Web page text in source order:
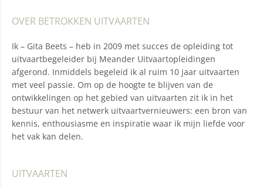
OVER BETROKKEN UITVAARTEN
Ik – Gita Beets – heb in 2009 met succes de opleiding tot
uitvaartbegeleider bij Meander Uitvaartopleidingen
afgerond. Inmiddels begeleid ik al ruim 10 jaar uitvaarten
met veel passie. Om op de hoogte te blijven van de
ontwikkelingen op het gebied van uitvaarten zit ik in het
bestuur van het netwerk uitvaartvernieuwers: een bron van
kennis, enthousiasme en inspiratie waar ik mijn liefde voor
het vak kan delen.
UITVAARTEN